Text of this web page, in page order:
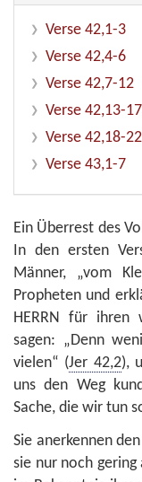
Verse 42,1-3
Verse 42,4-6
Verse 42,7-12
Verse 42,13-17
Verse 42,18-22
Verse 43,1-7
Ein Überrest des
In den ersten
Männer, „vom
Propheten und
HERRN für ihren
sagen: „Denn
vielen“ (Jer 42,2),
uns den Weg
Sache, die wir tun
Sie anerkennen
sie nur noch